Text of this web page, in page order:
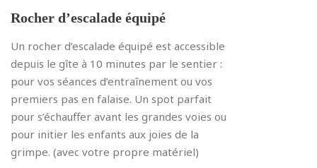
Rocher d’escalade équipé
Un rocher d’escalade équipé est accessible
depuis le gîte à 10 minutes par le sentier :
pour vos séances d’entraînement ou vos
premiers pas en falaise. Un spot parfait
pour s’échauffer avant les grandes voies ou
pour initier les enfants aux joies de la
grimpe. (avec votre propre matériel)